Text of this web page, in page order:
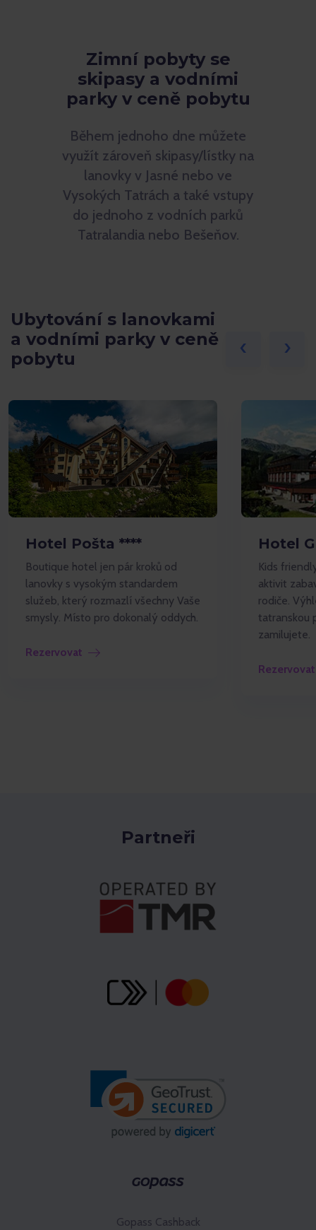
Zimní pobyty se
skipasy a vodními
parky v ceně pobytu
Během jednoho dne můžete
využít zároveň skipasy/lístky na
lanovky v Jasné nebo ve
Vysokých Tatrách a také vstupy
do jednoho z vodních parků
Tatralandia nebo Bešeňov.
Ubytování s lanovkami
a vodními parky v ceně
pobytu
Hotel Pošta ****
Boutique hotel jen pár kroků od
lanovky s vysokým standardem
služeb, který rozmazlí všechny Vaše
smysly. Místo pro dokonalý oddych.
Rezervovat
Hotel
Kids
aktivit
rodiče.
tatranskou
zamilujete.
‹ ›
Partneři
Gopass Cashback